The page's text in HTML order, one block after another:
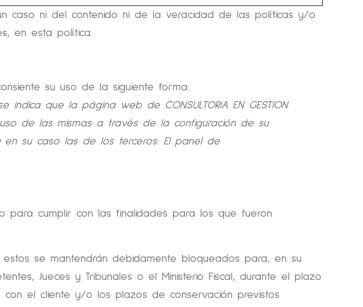
caso ni del contenido ni de la veracidad de las políticas y/o
en esta política.
su uso de la siguiente forma:
que la página web de CONSULTORIA EN GESTION
de las mismas a través de la configuración de su
su caso las de los terceros. El panel de
para cumplir con las finalidades para los que fueron
se mantendrán debidamente bloqueados para, en su
Jueces y Tribunales o el Ministerio Fiscal, durante el plazo
el cliente y/o los plazos de conservación previstos